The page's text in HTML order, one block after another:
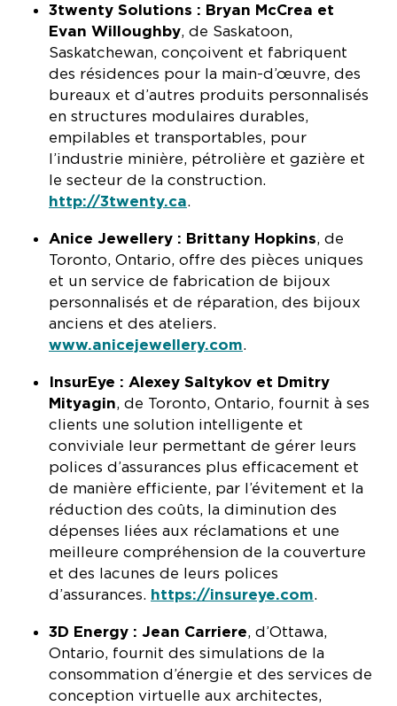
3twenty Solutions : Bryan McCrea et
Evan Willoughby, de Saskatoon,
Saskatchewan, conçoivent et fabriquent
des résidences pour la main-d’œuvre, des
bureaux et d’autres produits personnalisés
en structures modulaires durables,
empilables et transportables, pour
l’industrie minière, pétrolière et gazière et
le secteur de la construction.
http://3twenty.ca.
Anice Jewellery : Brittany Hopkins, de
Toronto, Ontario, offre des pièces uniques
et un service de fabrication de bijoux
personnalisés et de réparation, des bijoux
anciens et des ateliers.
www.anicejewellery.com.
InsurEye : Alexey Saltykov et Dmitry
Mityagin, de Toronto, Ontario, fournit à ses
clients une solution intelligente et
conviviale leur permettant de gérer leurs
polices d’assurances plus efficacement et
de manière efficiente, par l’évitement et la
réduction des coûts, la diminution des
dépenses liées aux réclamations et une
meilleure compréhension de la couverture
et des lacunes de leurs polices
d’assurances. https://insureye.com.
3D Energy : Jean Carriere, d’Ottawa,
Ontario, fournit des simulations de la
consommation d’énergie et des services de
conception virtuelle aux architectes,